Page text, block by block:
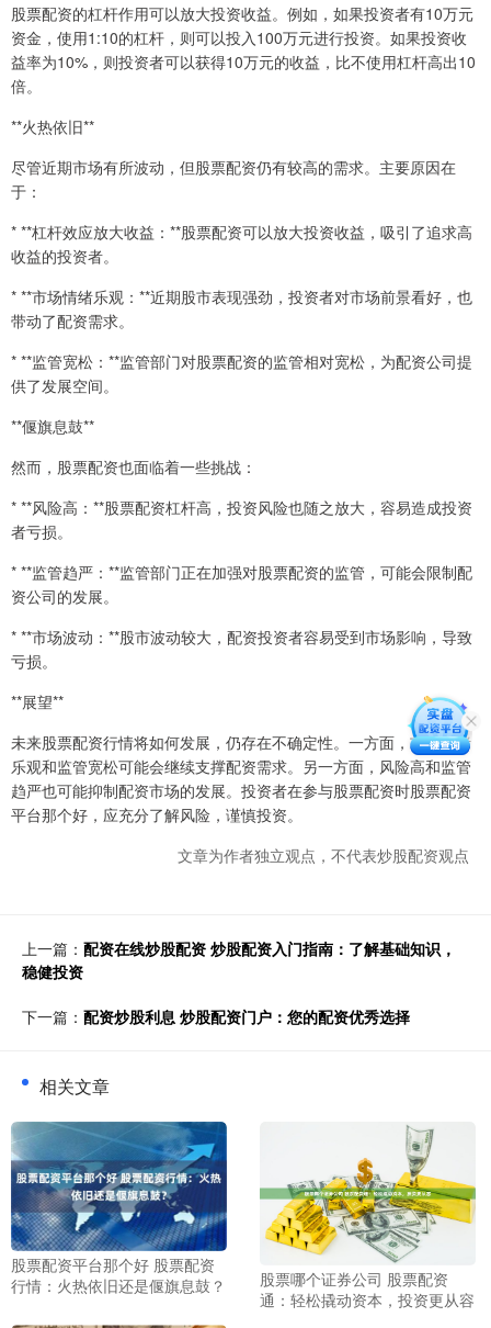
股票配资的杠杆作用可以放大投资收益。例如，如果投资者有10万元
资金，使用1:10的杠杆，则可以投入100万元进行投资。如果投资收
益率为10%，则投资者可以获得10万元的收益，比不使用杠杆高出10
倍。
**火热依旧**
尽管近期市场有所波动，但股票配资仍有较高的需求。主要原因在
于：
* **杠杆效应放大收益：**股票配资可以放大投资收益，吸引了追求高
收益的投资者。
* **市场情绪乐观：**近期股市表现强劲，投资者对市场前景看好，也
带动了配资需求。
* **监管宽松：**监管部门对股票配资的监管相对宽松，为配资公司提
供了发展空间。
**偃旗息鼓**
然而，股票配资也面临着一些挑战：
* **风险高：**股票配资杠杆高，投资风险也随之放大，容易造成投资
者亏损。
* **监管趋严：**监管部门正在加强对股票配资的监管，可能会限制配
资公司的发展。
* **市场波动：**股市波动较大，配资投资者容易受到市场影响，导致
亏损。
**展望**
未来股票配资行情将如何发展，仍存在不确定性。一方面，市场情绪
乐观和监管宽松可能会继续支撑配资需求。另一方面，风险高和监管
趋严也可能抑制配资市场的发展。投资者在参与股票配资时股票配资
平台那个好，应充分了解风险，谨慎投资。
文章为作者独立观点，不代表炒股配资观点
上一篇： 配资在线炒股配资 炒股配资入门指南：了解基础知识，
稳健投资
下一篇： 配资炒股利息 炒股配资门户：您的配资优秀选择
相关文章
股票配资平台那个好 股票配资
行情：火热依旧还是偃旗息鼓？
股票哪个证券公司 股票配资
通：轻松撬动资本，投资更从容